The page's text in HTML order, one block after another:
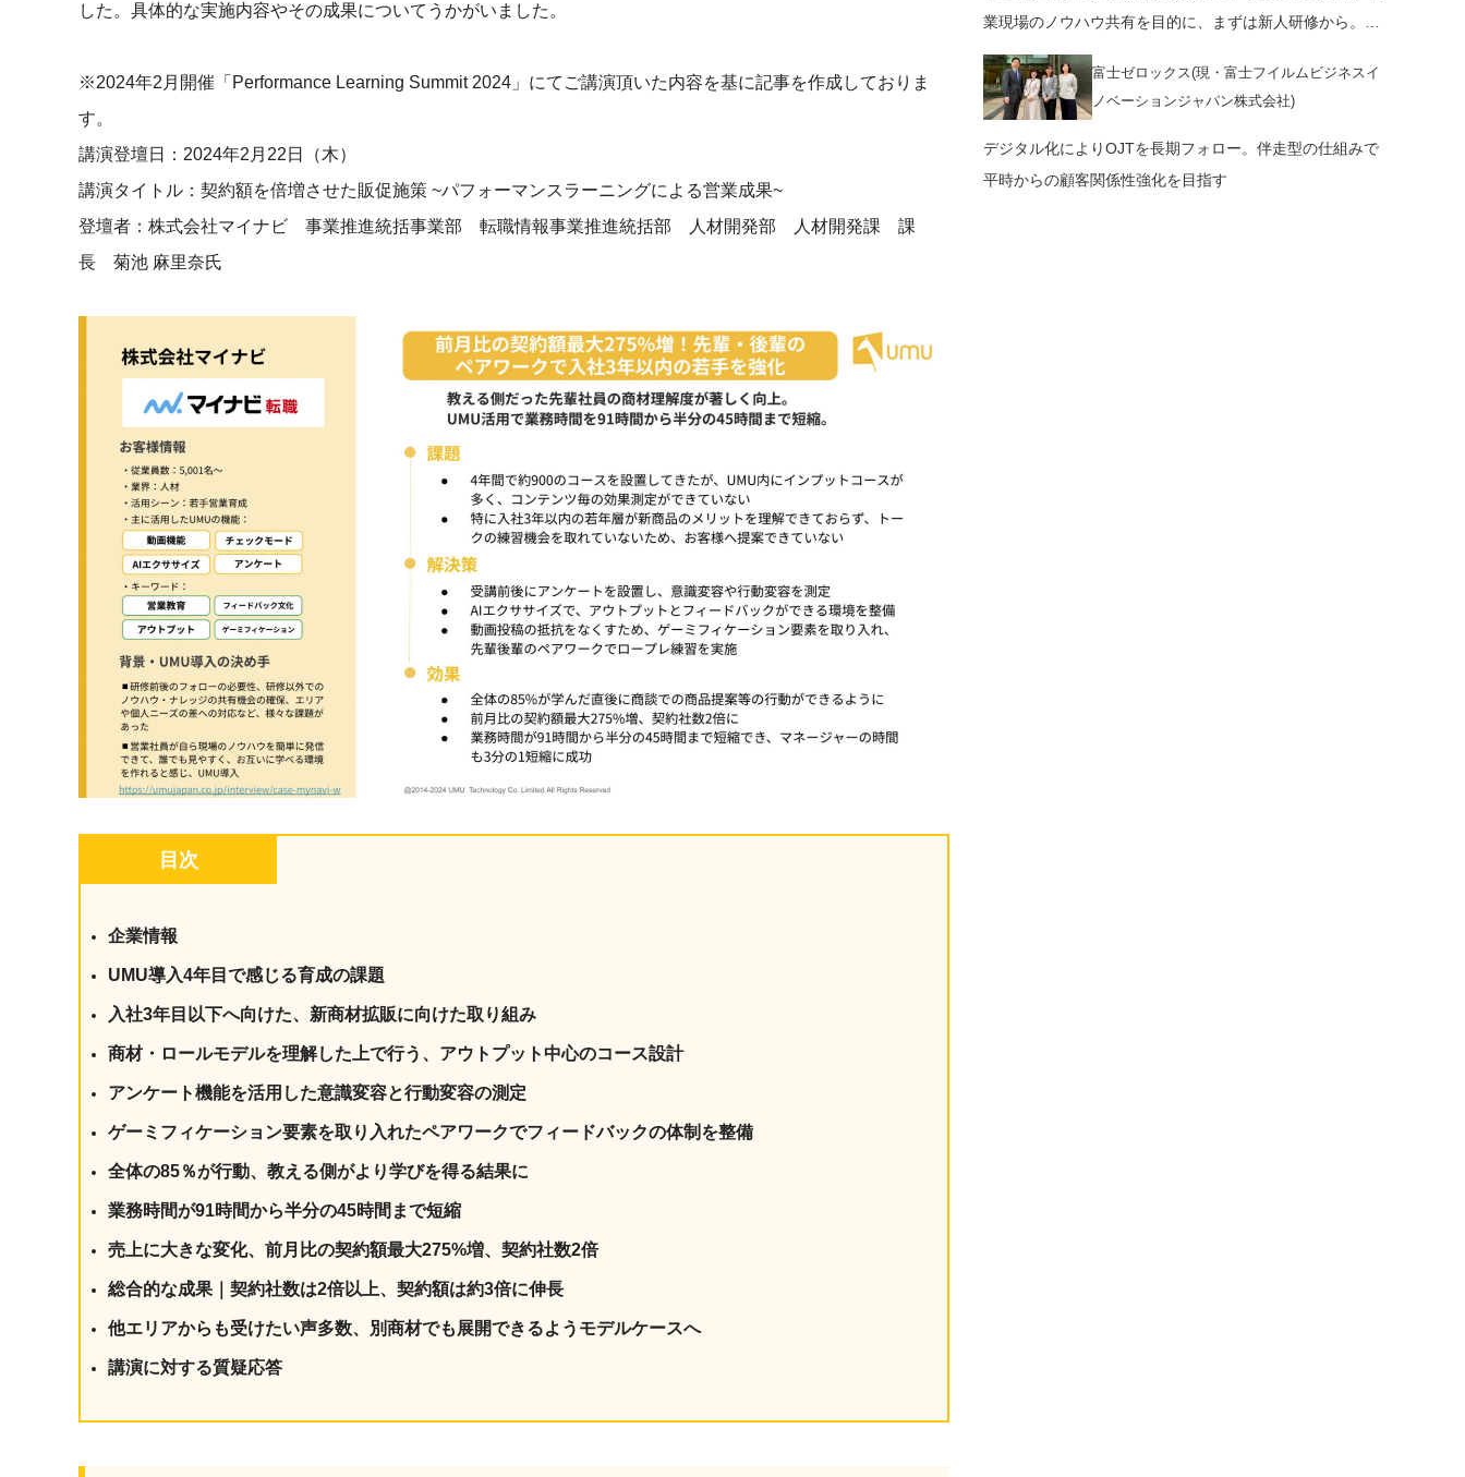
AI人材育成：プロジェクトマネ
戦略を立案。組織を巻き込み、成果
AI人材育成：HRエンパワーメ
人と向き合い、組織を変える戦略人
スタント
スチャーに特化した実践トレーニン
グ
した。具体的な実施内容やその成果についてうかがいました。
※2024年2月開催「Performance Learning Summit 2024」にてご講演頂いた内容を基に記事を作成しておりま
す。
講演登壇日：2024年2月22日（木）
講演タイトル：契約額を倍増させた販促施策 ~パフォーマンスラーニングによる営業成果~
登壇者：株式会社マイナビ 事業推進統括事業部 転職情報事業推進統括部 人材開発部 人材開発課 課
長 菊池 麻里奈氏
目次
企業情報
UMU導入4年目で感じる育成の課題
入社3年目以下へ向けた、新商材拡販に向けた取り組み
商材・ロールモデルを理解した上で行う、アウトプット中心のコース設計
アンケート機能を活用した意識変容と行動変容の測定
ゲーミフィケーション要素を取り入れたペアワークでフィードバックの体制を整備
全体の85％が行動、教える側がより学びを得る結果に
業務時間が91時間から半分の45時間まで短縮
売上に大きな変化、前月比の契約額最大275%増、契約社数2倍
総合的な成果｜契約社数は2倍以上、契約額は約3倍に伸長
他エリアからも受けたい声多数、別商材でも展開できるようモデルケースへ
講演に対する質疑応答
業現場のノウハウ共有を目的に、まずは新人研修から。株
式会社 マイナビ 様
富士ゼロックス(現・富士フイルムビジネスイ
ノベーションジャパン株式会社)
デジタル化によりOJTを長期フォロー。伴走型の仕組みで
平時からの顧客関係性強化を目指す